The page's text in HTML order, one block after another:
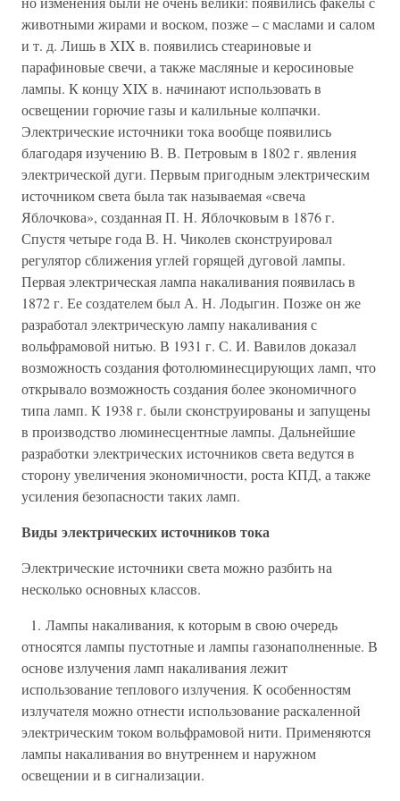
животными жирами и воском, позже – с маслами и салом
и т. д. Лишь в XIX в. появились стеариновые и
парафиновые свечи, а также масляные и керосиновые
лампы. К концу XIX в. начинают использовать в
освещении горючие газы и калильные колпачки.
Электрические источники тока вообще появились
благодаря изучению В. В. Петровым в 1802 г. явления
электрической дуги. Первым пригодным электрическим
источником света была так называемая «свеча
Яблочкова», созданная П. Н. Яблочковым в 1876 г.
Спустя четыре года В. Н. Чиколев сконструировал
регулятор сближения углей горящей дуговой лампы.
Первая электрическая лампа накаливания появилась в
1872 г. Ее создателем был А. Н. Лодыгин. Позже он же
разработал электрическую лампу накаливания с
вольфрамовой нитью. В 1931 г. С. И. Вавилов доказал
возможность создания фотолюминесцирующих ламп, что
открывало возможность создания более экономичного
типа ламп. К 1938 г. были сконструированы и запущены
в производство люминесцентные лампы. Дальнейшие
разработки электрических источников света ведутся в
сторону увеличения экономичности, роста КПД, а также
усиления безопасности таких ламп.
Виды электрических источников тока
Электрические источники света можно разбить на
несколько основных классов.
1. Лампы накаливания, к которым в свою очередь
относятся лампы пустотные и лампы газонаполненные. В
основе излучения ламп накаливания лежит
использование теплового излучения. К особенностям
излучателя можно отнести использование раскаленной
электрическим током вольфрамовой нити. Применяются
лампы накаливания во внутреннем и наружном
освещении и в сигнализации.